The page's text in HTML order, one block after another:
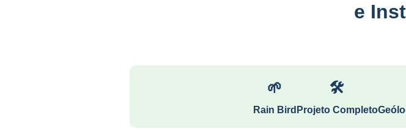
e
🌱
Rain Bird
🛠
Projeto Completo